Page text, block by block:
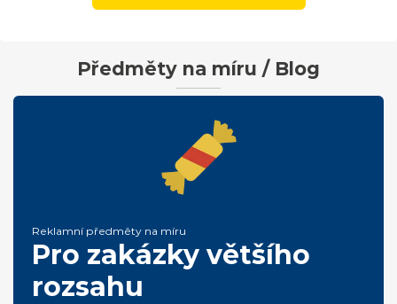
Předměty na míru / Blog
Reklamní předměty na míru
Pro zakázky většího
rozsahu